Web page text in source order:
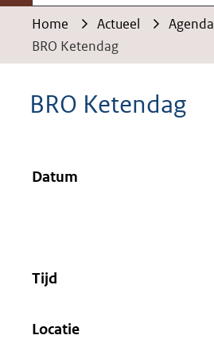
Home Actueel
Agenda
BRO Ketendag
BRO Ketendag
Datum
Tijd
Locatie